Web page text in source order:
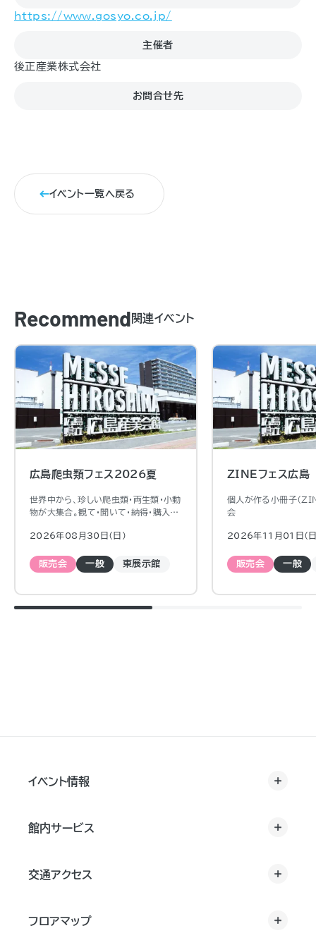
https://www.gosyo.co.jp/
主催者
後正産業株式会社
お問合せ先
イベント一覧へ戻る
Recommend関連イベント
広島爬虫類フェス2026夏
世界中から、珍しい爬虫類・両生類・小動
物が大集合。観て・聞いて・納得・購入出
ッチンカーもあるので、観るだけでも一
2026年08月30日（日)
販売会 一般 東展示館
ZINEフェス広島
個人が作る小冊子（
会
2026年11月01日（
販売会 一般
イベント情報
館内サービス
交通アクセス
フロアマップ